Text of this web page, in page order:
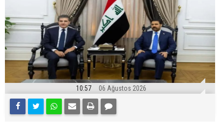
10:57 06 Ağustos 2026